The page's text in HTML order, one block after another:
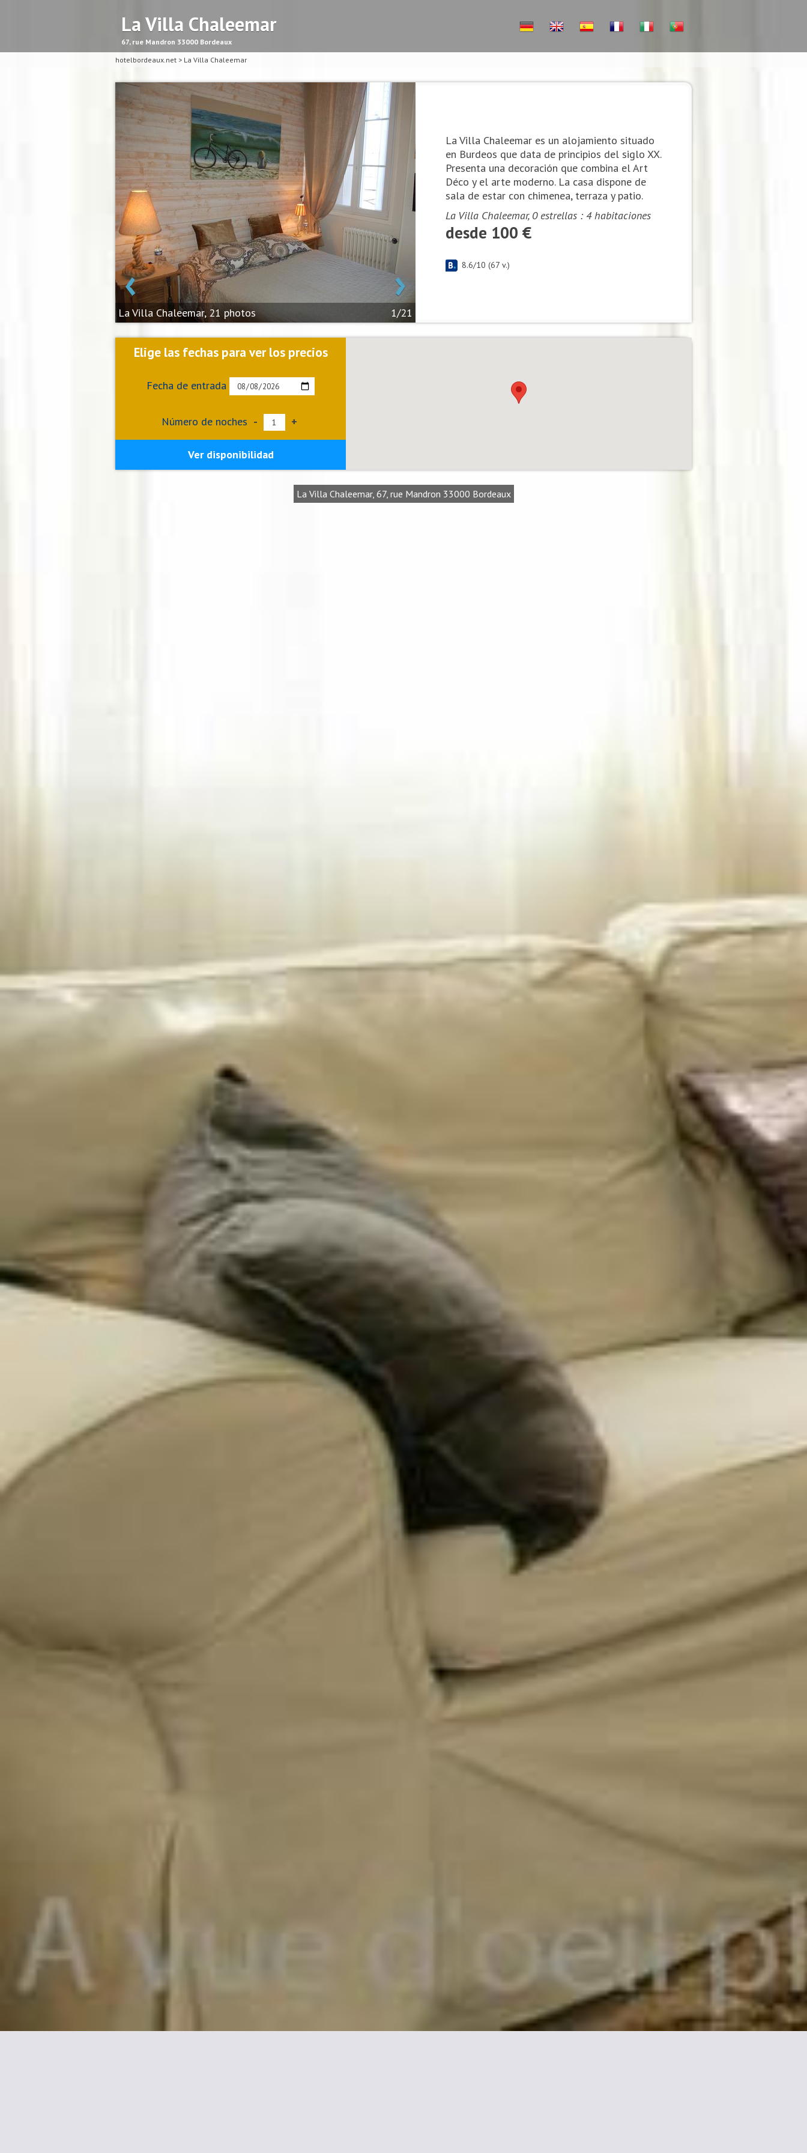
La Villa Chaleemar
67, rue Mandron 33000 Bordeaux
hotelbordeaux.net > La Villa Chaleemar
‹ ›
La Villa Chaleemar, 21 photos 1/21
La Villa Chaleemar es un alojamiento situado
en Burdeos que data de principios del siglo XX.
Presenta una decoración que combina el Art
Déco y el arte moderno. La casa dispone de
sala de estar con chimenea, terraza y patio.
La Villa Chaleemar, 0 estrellas : 4 habitaciones
desde 100 €
8.6/10 (67 v.)
Elige las fechas para ver los precios
Fecha de entrada
Número de noches - +
Ver disponibilidad
La Villa Chaleemar, 67, rue Mandron 33000 Bordeaux